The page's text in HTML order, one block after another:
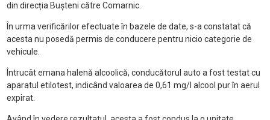
din direcția Bușteni către Comarnic.
În urma verificărilor efectuate în bazele de date, s-a constatat că
acesta nu posedă permis de conducere pentru nicio categorie de
vehicule.
Întrucât emana halenă alcoolică, conducătorul auto a fost testat cu
aparatul etilotest, indicând valoarea de 0,61 mg/l alcool pur în aerul
expirat.